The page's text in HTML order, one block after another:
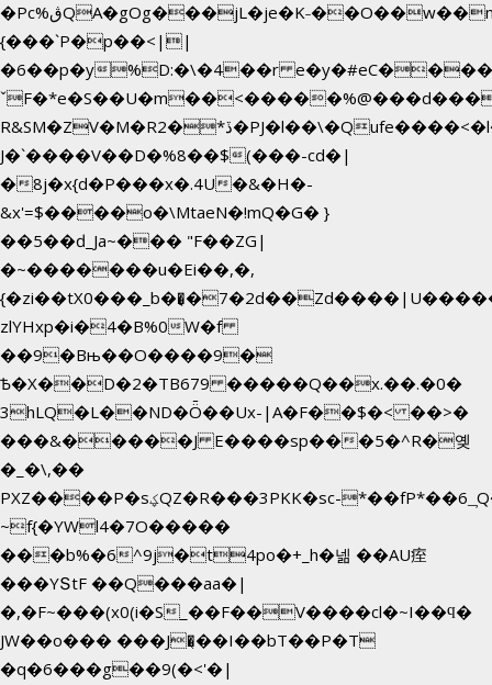
�Pc%ڨQA�gOg���jL�je�K˗��O��w��m��)��_��Rߊu>
{���`P�p��<||
�6��p�y%D:�\�4��r
R&SM�ZV�M�R2�*ڏ�PJ�l��\�Qufe����<�l���
J�`����V��D�%8��$(���-cd�|
�8j�x{d�P���x�.4U�&�H�-
&x'=$����o�\MtaeN�!mQ�G� }
��5��ԁ_Ja~��� "F��ZG|
�~�������u�Ei��,�,
zlYHxp�i�4�B%0W�f
��9�Bњ��O����9�
Ѣ�X��D�2�TB679 �����Q��x.��.�0�
3hLQ�L��ND�Ȫ��Ux-|A�F��$�< ��>�
���&�����J E����sp���5�^R�옞
�_�\,��
PXZ����P�sؼQZ�R���3PKK�sc-*��fP*��6_̦Q���H�hl��a��j��dӤ�ܥ�Ք�7�)S�_3y��@�n-
~f{�YWl4�7O�����
���b%�6^9j�t4po�+_h�넮 ��AU痓
���YՏtF ��Q���aa�|
�,�F~���(x0(i�S_��F��V����cl�~I��ϥ�
JW��o��� ���J�̖��I��bT��P�T
�q�6���g��9(�<'�|